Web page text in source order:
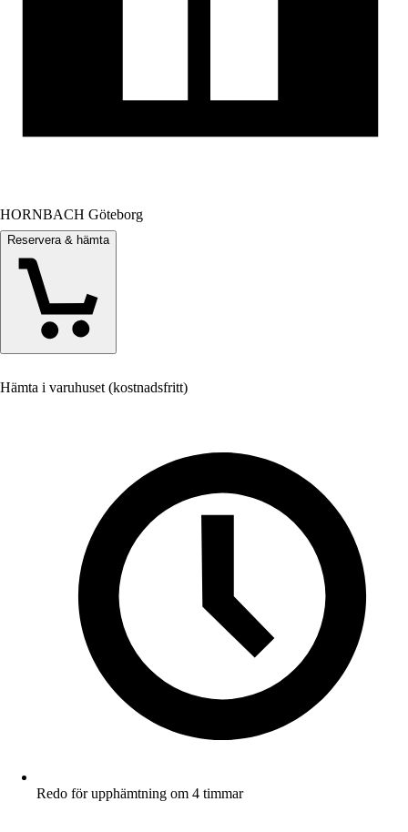
HORNBACH Göteborg
Reservera & hämta
Hämta i varuhuset (kostnadsfritt)
Redo för upphämtning om 4 timmar